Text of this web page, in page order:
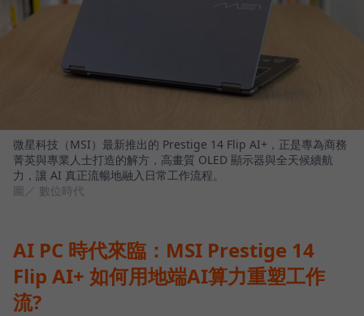
微星科技（MSI）最新推出的 Prestige 14 Flip AI+，正是專為商務
菁英與專業人士打造的解方，高畫質 OLED 顯示器與全天候續航
力，讓 AI 真正流暢地融入日常工作流程。
圖／ 數位時代
AI PC 時代來臨：MSI Prestige 14
Flip AI+ 如何用地端AI算力重塑工作
流?